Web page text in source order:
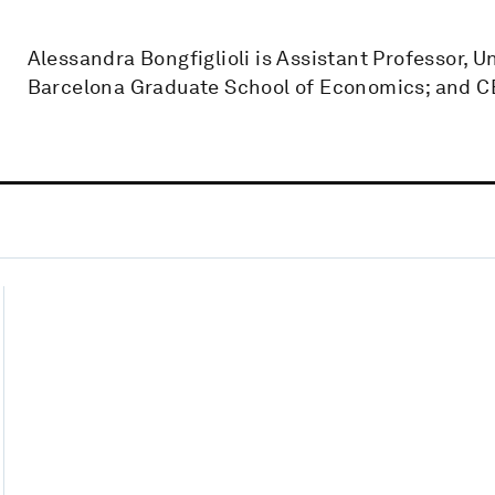
Alessandra Bongfiglioli is Assistant Professor,
Barcelona Graduate School of Economics; and